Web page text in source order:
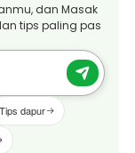
dan Masak
tips paling pas
Tips dapur